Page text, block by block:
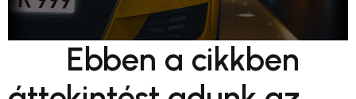
Ebben a cikkben